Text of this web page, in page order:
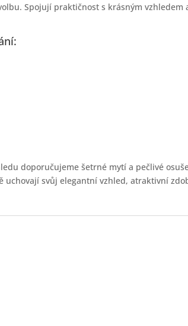
Spojují praktičnost s krásným vzhledem
doporučujeme šetrné mytí a pečlivé
uchovají svůj elegantní vzhled, atraktivní